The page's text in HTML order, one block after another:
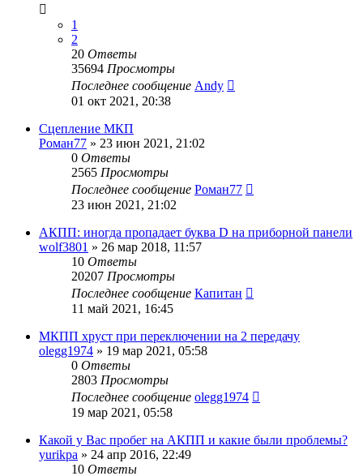
1
2
20 Ответы
35694 Просмотры
Последнее сообщение Andy
01 окт 2021, 20:38
Сцепление МКП
Роман77 » 23 июн 2021, 21:02
0 Ответы
2565 Просмотры
Последнее сообщение Роман77
23 июн 2021, 21:02
АКПП: иногда пропадает буква D на приборной панели
wolf3801 » 26 мар 2018, 11:57
10 Ответы
20207 Просмотры
Последнее сообщение Капитан
11 май 2021, 16:45
МКПП хруст при переключении на 2 передачу
olegg1974 » 19 мар 2021, 05:58
0 Ответы
2803 Просмотры
Последнее сообщение olegg1974
19 мар 2021, 05:58
Какой у Вас пробег на АКПП и какие были проблемы?
yurikpa » 24 апр 2016, 22:49
10 Ответы